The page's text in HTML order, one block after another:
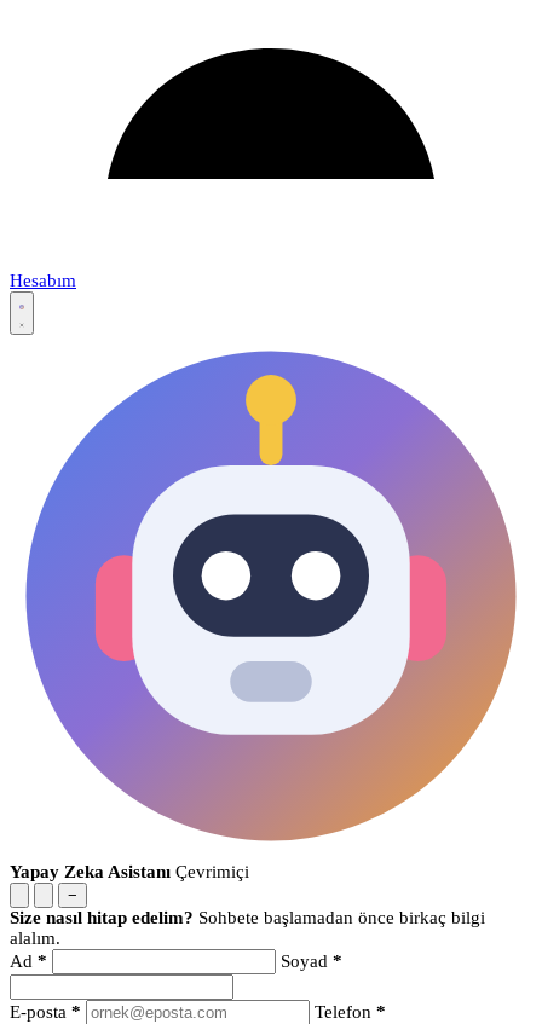
Hesabım
Yapay Zeka Asistanı Çevrimiçi
−
Size nasıl hitap edelim? Sohbete başlamadan önce birkaç bilgi
alalım.
Ad * Soyad *
E-posta * Telefon *